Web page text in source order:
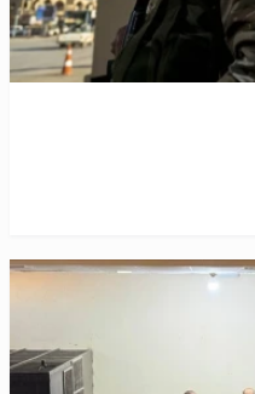
قبل انقضاء مهلة